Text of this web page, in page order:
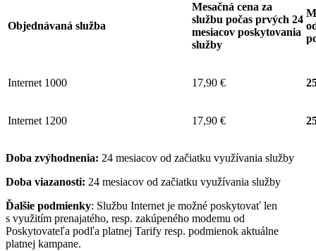
Objednávaná služba
Mesačná cena za
službu počas prvých 24
mesiacov poskytovania
služby
Internet 1000 17,90 €
Internet 1200 17,90 €
Doba zvýhodnenia: 24 mesiacov od začiatku využívania služby
Doba viazanosti: 24 mesiacov od začiatku využívania služby
Ďalšie podmienky: Službu Internet je možné poskytovať len
s využitím prenajatého, resp. zakúpeného modemu od
Poskytovateľa podľa platnej Tarify resp. podmienok aktuálne
platnej kampane.